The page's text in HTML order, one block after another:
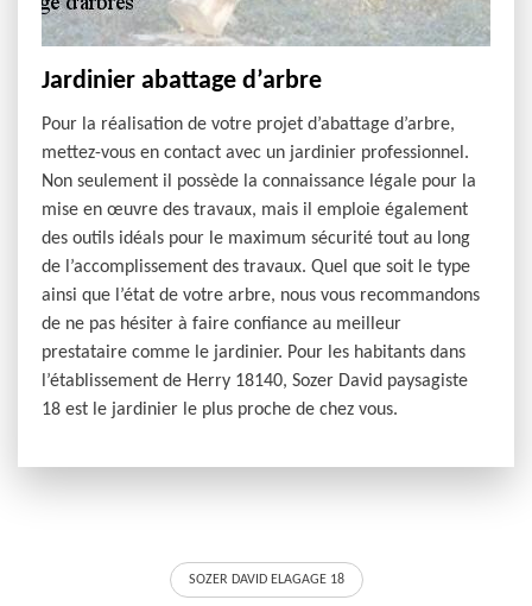
Jardinier abattage d’arbre
Pour la réalisation de votre projet d’abattage d’arbre,
mettez-vous en contact avec un jardinier professionnel.
Non seulement il possède la connaissance légale pour la
mise en œuvre des travaux, mais il emploie également
des outils idéals pour le maximum sécurité tout au long
de l’accomplissement des travaux. Quel que soit le type
ainsi que l’état de votre arbre, nous vous recommandons
de ne pas hésiter à faire confiance au meilleur
prestataire comme le jardinier. Pour les habitants dans
l’établissement de Herry 18140, Sozer David paysagiste
18 est le jardinier le plus proche de chez vous.
SOZER DAVID ELAGAGE 18